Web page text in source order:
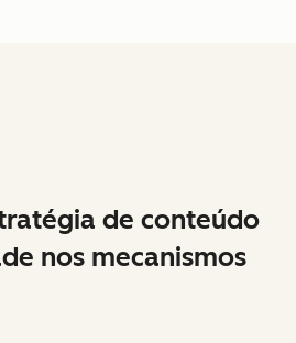
de conteúdo
nos mecanismos